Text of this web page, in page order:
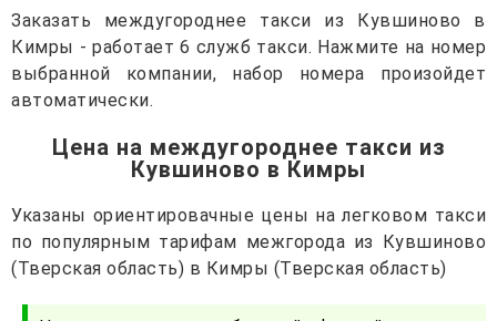
Заказать междугороднее такси из Кувшиново в
Кимры - работает 6 служб такси. Нажмите на номер
выбранной компании, набор номера произойдет
автоматически.
Цена на междугороднее такси из
Кувшиново в Кимры
Указаны ориентировачные цены на легковом такси
по популярным тарифам межгорода из Кувшиново
(Тверская область) в Кимры (Тверская область)